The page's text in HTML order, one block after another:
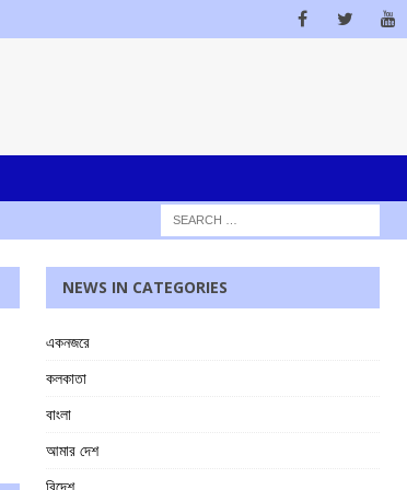
NEWS IN CATEGORIES
একনজরে
কলকাতা
বাংলা
আমার দেশ